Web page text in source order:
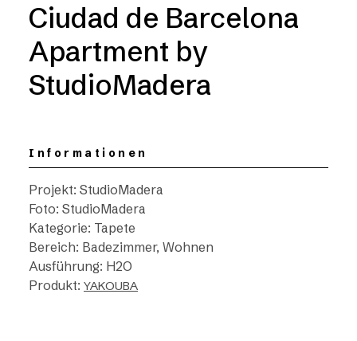
Ciudad de Barcelona
Apartment by
StudioMadera
Informationen
Projekt: StudioMadera
Foto: StudioMadera
Kategorie: Tapete
Bereich: Badezimmer, Wohnen
Ausführung: H2O
Produkt: YAKOUBA